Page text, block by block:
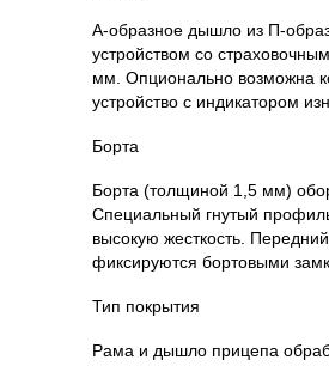
А-образное дышло из П-
устройством со
мм. Опционально возможна
устройство с индикатором
Борта
Борта (толщиной 1,5 мм)
Специальный гнутый
высокую жесткость.
фиксируются бортовыми
Тип покрытия
Рама и дышло прицепа